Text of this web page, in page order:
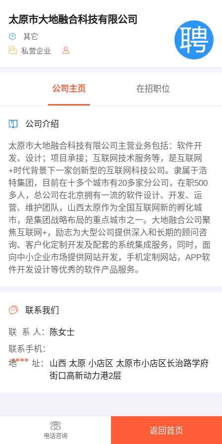
太原市大地融合科技有限公司
其它
私营企业
公司主页 在招职位
公司介绍
太原市大地融合科技有限公司主营业务包括：软件开
发、设计；项目承接；互联网技术服务等，是互联网
+时代背景下一家创新型的互联网科技公司。隶属于浩
特集团，目前在十多个城市有20多家分公司，在职500
多人，总公司在北京拥有一流的软件设计、开发、运
营、维护团队，山西太原作为全国互联网新的孵化城
市，是集团战略布局的重点城市之一。大地融合公司聚
焦互联网+，励志为大型公司提供深入和长期的顾问咨
询、客户化定制开发及配套的系统集成服务，同时，面
向中小企业市场提供网站开发，手机定制网站，APP软
件开发设计等优秀的软件产品服务。
联系我们
联 系 人：
陈女士
联系手机：
****
地 址：
山西 太原 小店区 太原市小店区长治路学府
街口高新动力港2层
电话咨询
返回首页